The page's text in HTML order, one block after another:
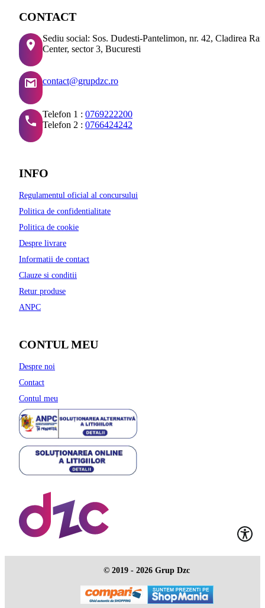
CONTACT
Sediu social: Sos. Dudesti-Pantelimon, nr. 42, Cladirea
Center, sector 3, Bucuresti
contact@grupdzc.ro
Telefon 1 : 0769222200
Telefon 2 : 0766424242
INFO
Regulamentul oficial al concursului
Politica de confidentialitate
Politica de cookie
Despre livrare
Informatii de contact
Clauze si conditii
Retur produse
ANPC
CONTUL MEU
Despre noi
Contact
Contul meu
© 2019 - 2026 Grup Dzc